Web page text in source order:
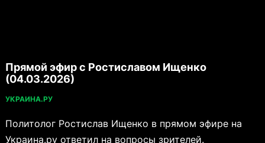
Прямой эфир с Ростиславом Ищенко
(04.03.2026)
УКРАИНА.РУ
Политолог Ростислав Ищенко в прямом эфире на
Украина.ру ответил на вопросы зрителей.